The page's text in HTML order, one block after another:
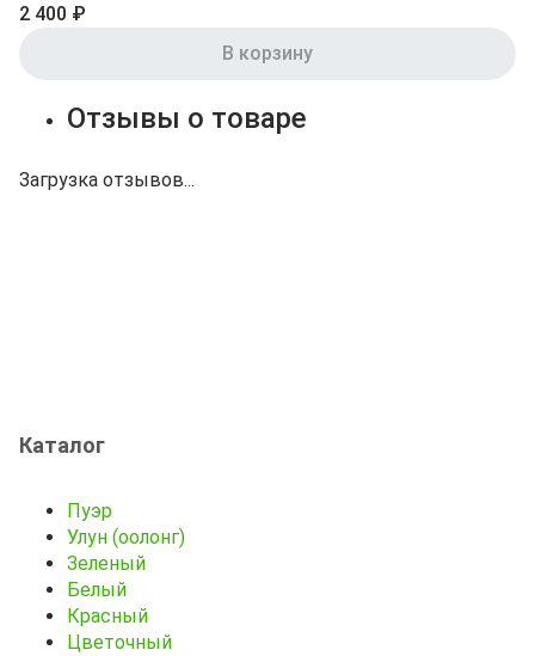
2 400 ₽
В корзину
Отзывы о товаре
Загрузка отзывов...
Каталог
Пуэр
Улун (оолонг)
Зеленый
Белый
Красный
Цветочный